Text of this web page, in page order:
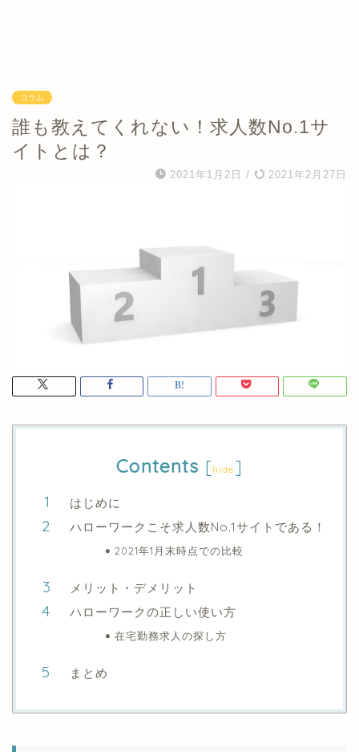
コラム
誰も教えてくれない！求人数No.1サ
イトとは？
2021年1月2日 / 2021年2月27日
Contents [hide ]
はじめに
ハローワークこそ求人数No.1サイトである！
2021年1月末時点での比較
メリット・デメリット
ハローワークの正しい使い方
在宅勤務求人の探し方
まとめ